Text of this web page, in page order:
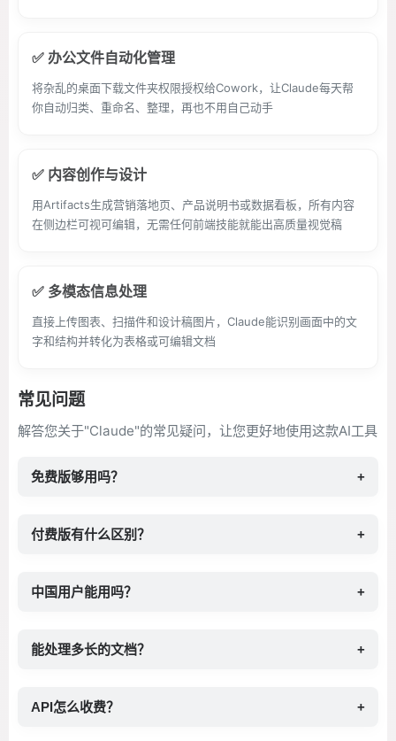
✅ 办公文件自动化管理
将杂乱的桌面下载文件夹权限授权给Cowork，让Claude每天帮
你自动归类、重命名、整理，再也不用自己动手
✅ 内容创作与设计
用Artifacts生成营销落地页、产品说明书或数据看板，所有内容
在侧边栏可视可编辑，无需任何前端技能就能出高质量视觉稿
✅ 多模态信息处理
直接上传图表、扫描件和设计稿图片，Claude能识别画面中的文
字和结构并转化为表格或可编辑文档
常见问题
解答您关于"Claude"的常见疑问，让您更好地使用这款AI工具
免费版够用吗？ +
付费版有什么区别？ +
中国用户能用吗？ +
能处理多长的文档？ +
API怎么收费？ +